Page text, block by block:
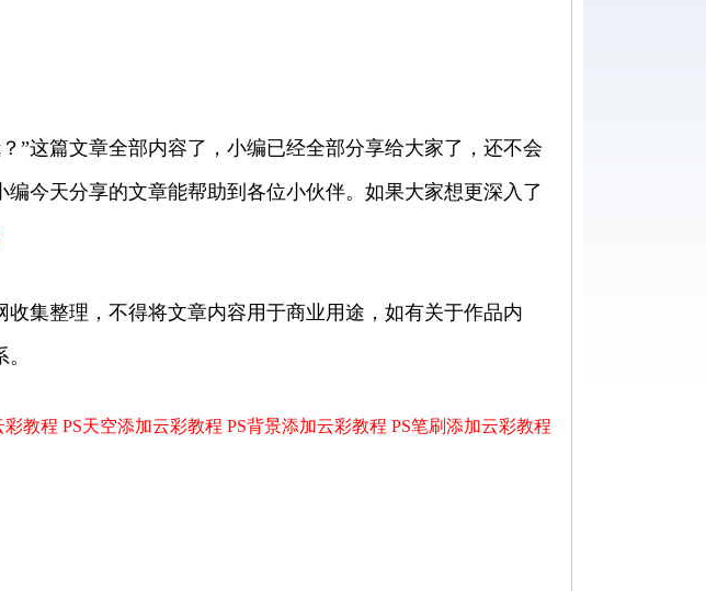
”这篇文章全部内容了，小编已经全部分享给大家了，还不会
今天分享的文章能帮助到各位小伙伴。如果大家想更深入了
集整理，不得将文章内容用于商业用途，如有关于作品内
彩教程 PS天空添加云彩教程 PS背景添加云彩教程 PS笔刷添加云彩教程